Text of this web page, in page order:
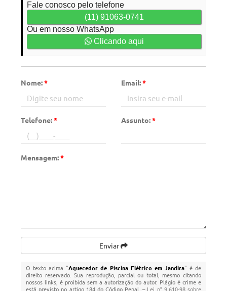
Fale conosco pelo telefone
(11) 91063-0741
Ou em nosso WhatsApp
Clicando aqui
Nome:* Email:*
Telefone:* Assunto:*
Mensagem:*
Enviar
O texto acima "Aquecedor de Piscina Elétrico em Jandira" é de
direito reservado. Sua reprodução, parcial ou total, mesmo citando
nossos links, é proibida sem a autorização do autor. Plágio é crime e
está previsto no artigo 184 do Código Penal. – Lei n° 9.610-98 sobre